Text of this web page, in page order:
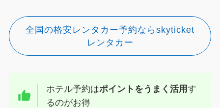
全国の格安レンタカー予約ならskyticket
レンタカー
ホテル予約はポイントをうまく活用す
るのがお得